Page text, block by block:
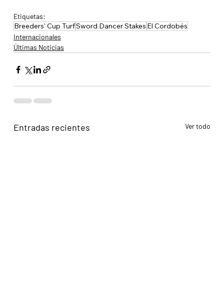
Etiquetas:
Breeders' Cup TurfSword Dancer Stakes El Cordobés
Internacionales
Últimas Noticias
Entradas recientes Ver todo